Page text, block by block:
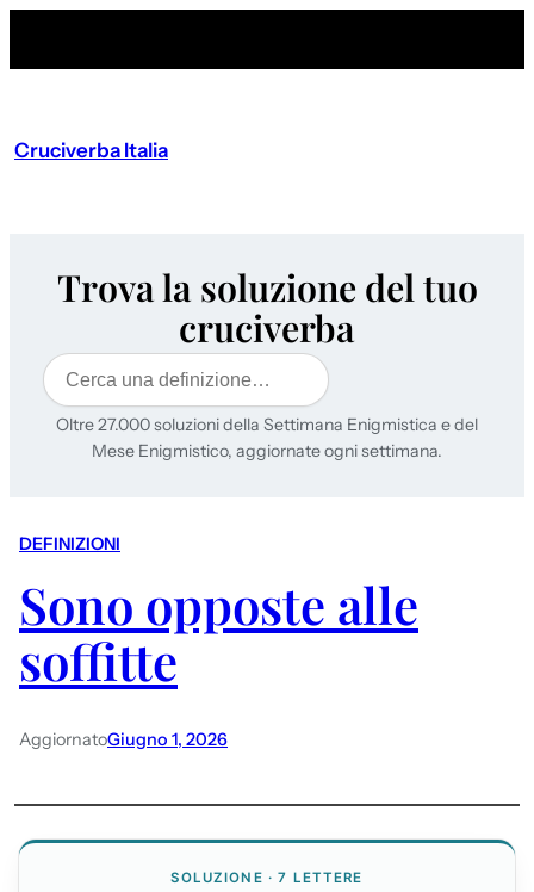
Cruciverba Italia
Trova la soluzione del tuo
cruciverba
Cerca
Oltre 27.000 soluzioni della Settimana Enigmistica e del
Mese Enigmistico, aggiornate ogni settimana.
DEFINIZIONI
Sono opposte alle
soffitte
AggiornatoGiugno 1, 2026
SOLUZIONE · 7 LETTERE